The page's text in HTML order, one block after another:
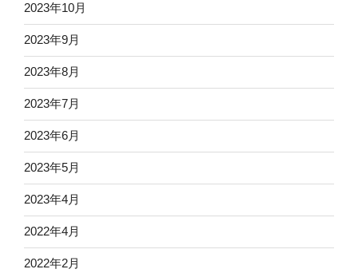
2023年10月
2023年9月
2023年8月
2023年7月
2023年6月
2023年5月
2023年4月
2022年4月
2022年2月